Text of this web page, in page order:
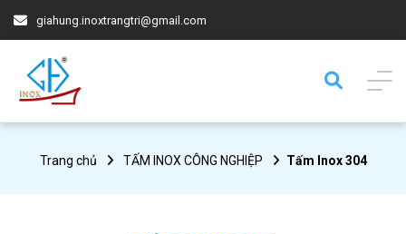
giahung.inoxtrangtri@gmail.com
Trang chủ TẤM INOX CÔNG NGHIỆP Tấm Inox 304